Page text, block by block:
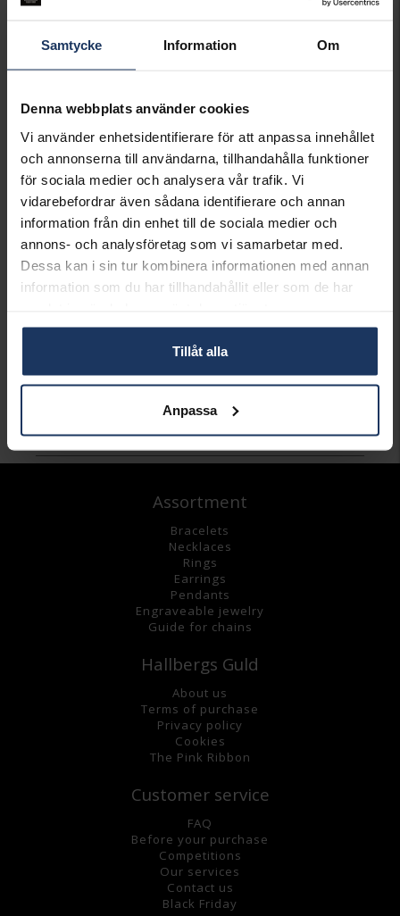
Samtycke Information Om
Denna webbplats använder cookies
Vi använder enhetsidentifierare för att anpassa innehållet
och annonserna till användarna, tillhandahålla funktioner
för sociala medier och analysera vår trafik. Vi
vidarebefordrar även sådana identifierare och annan
information från din enhet till de sociala medier och
annons- och analysföretag som vi samarbetar med.
Dessa kan i sin tur kombinera informationen med annan
information som du har tillhandahållit eller som de har
Tillåt alla
Anpassa
299:-
PRESENTINSLAGNING +29:-
LÄGG I VARUKORGEN
Lagervara.
Leveranstid 3-7 arbetsdagar.
INFO
BREDD CA (MM)
6
BY BILLGREN
DETALJER
Live passionately
Andra köpte även
Assortment
Bracelets
Necklaces
Rings
Earrings
Pendants
Engraveable jewelry
Guide for chains
Hallbergs Guld
About us
Terms of purchase
Privacy policy
Cookies
The Pink Ribbon
Customer service
FAQ
Before your purchase
Competitions
Our services
Contact us
Black Friday